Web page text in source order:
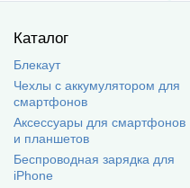
Каталог
Блекаут
Чехлы с аккумулятором для
смартфонов
Аксессуары для смартфонов
и планшетов
Беспроводная зарядка для
iPhone